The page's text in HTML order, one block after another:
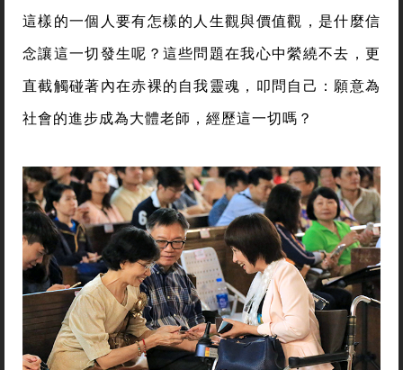
這樣的一個人要有怎樣的人生觀與價值觀，是什麼信
念讓這一切發生呢？這些問題在我心中縈繞不去，更
直截觸碰著內在赤裸的自我靈魂，叩問自己：願意為
社會的進步成為大體老師，經歷這一切嗎？